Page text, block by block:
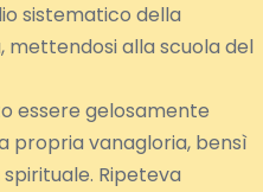
sistematico della
mettendosi alla scuola del
essere gelosamente
propria vanagloria, bensì
Ripeteva